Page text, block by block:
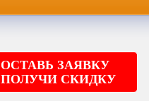
ОСТАВЬ ЗАЯВКУ
ПОЛУЧИ СКИДКУ